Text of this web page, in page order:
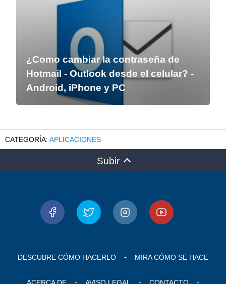
¿Como cambiar la contraseña de
Hotmail - Outlook desde el celular? -
Android, iPhone y PC
APLICACIONES
Subir
DESCUBRE CÓMO HACERLO MIRA CÓMO SE HACE